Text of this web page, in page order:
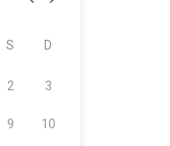
S D
2 3
9 10